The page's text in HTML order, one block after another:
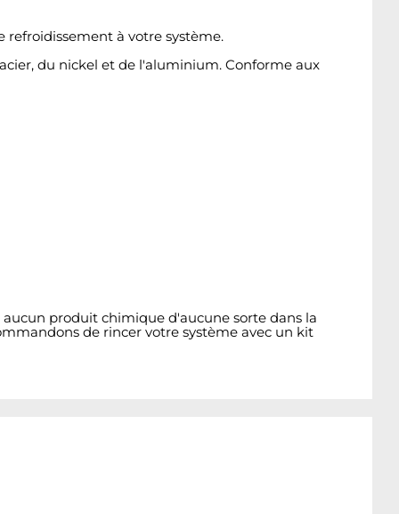
à votre système.
du nickel et de l'aluminium. Conforme aux
produit chimique d'aucune sorte dans la
de rincer votre système avec un kit